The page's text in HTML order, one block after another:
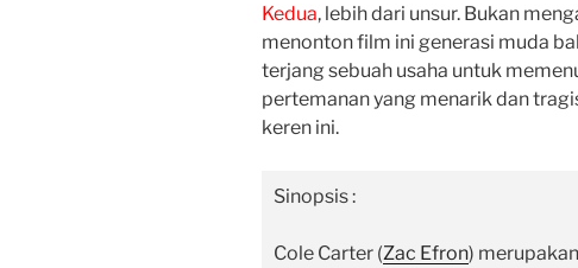
Kedua, lebih dari unsur. Bukan
menonton film ini generasi muda
terjang sebuah usaha untuk
pertemanan yang menarik dan
keren ini.
Sinopsis :
Cole Carter (Zac Efron)